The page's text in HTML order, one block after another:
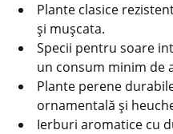
Plante clasice
și mușcata.
Specii pentru soare
un consum minim de
Plante perene
ornamentală și
Ierburi aromatice cu